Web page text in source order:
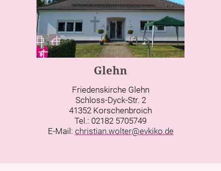
Glehn
Friedenskirche Glehn
Schloss-Dyck-Str. 2
41352 Korschenbroich
Tel.: 02182 5705749
E-Mail: christian.wolter@evkiko.de